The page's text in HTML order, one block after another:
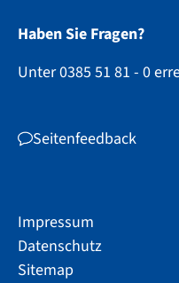
Haben Sie Fragen?
Unter 0385 51 81 - 0
Seitenfeedback
Impressum
Datenschutz
Sitemap